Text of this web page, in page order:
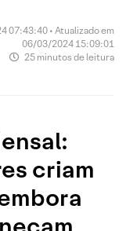
07:43:40 • Atualizado em
06/03/2024 15:09:01
25 minutos de leitura
criam